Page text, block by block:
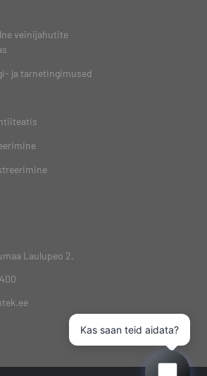
veinijahutite
ja tarnetingimused
Laulupeo 2,
Kas saan teid aidata?